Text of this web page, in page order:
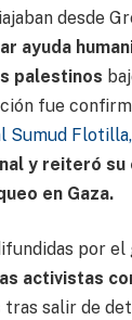
desde
ayuda
palestinos
fue
Sumud Flotilla,
y reiteró su
en Gaza.
por el
activistas
tras salir de